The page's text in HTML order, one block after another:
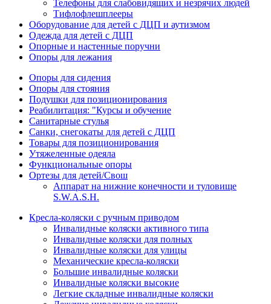
Телефоны для слабовидящих и незрячих людей
Тифлофлешплееры
Оборудование для детей с ДЦП и аутизмом
Одежда для детей с ДЦП
Опорные и настенные поручни
Опоры для лежания
Опоры для сидения
Опоры для стояния
Подушки для позиционирования
Реабилитация: "Курсы и обучение
Санитарные стулья
Санки, снегокаты для детей с ДЦП
Товары для позиционирования
Утяжеленные одеяла
Функциональные опоры
Ортезы для детей/Свош
Аппарат на нижние конечности и туловище
S.W.A.S.H.
Кресла-коляски с ручным приводом
Инвалидные коляски активного типа
Инвалидные коляски для полных
Инвалидные коляски для улицы
Механические кресла-коляски
Большие инвалидные коляски
Инвалидные коляски высокие
Легкие складные инвалидные коляски